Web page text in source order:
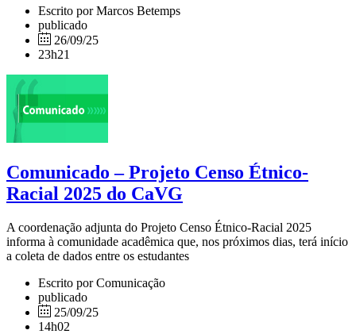
Escrito por Marcos Betemps
publicado
26/09/25
23h21
Comunicado – Projeto Censo Étnico-
Racial 2025 do CaVG
A coordenação adjunta do Projeto Censo Étnico-Racial 2025
informa à comunidade acadêmica que, nos próximos dias, terá início
a coleta de dados entre os estudantes
Escrito por Comunicação
publicado
25/09/25
14h02